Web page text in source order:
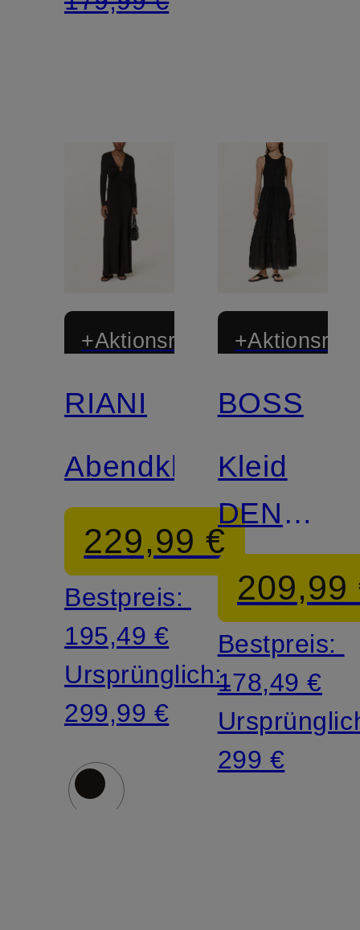
+Aktionsrabatt
RIANI
Abendkleid
229,99 €
Bestpreis:
195,49 €
Ursprünglich:
299,99 €
BOSS
Kleid
DENVIA
aus
209,99
Bestpreis:
178,49 €
299 €